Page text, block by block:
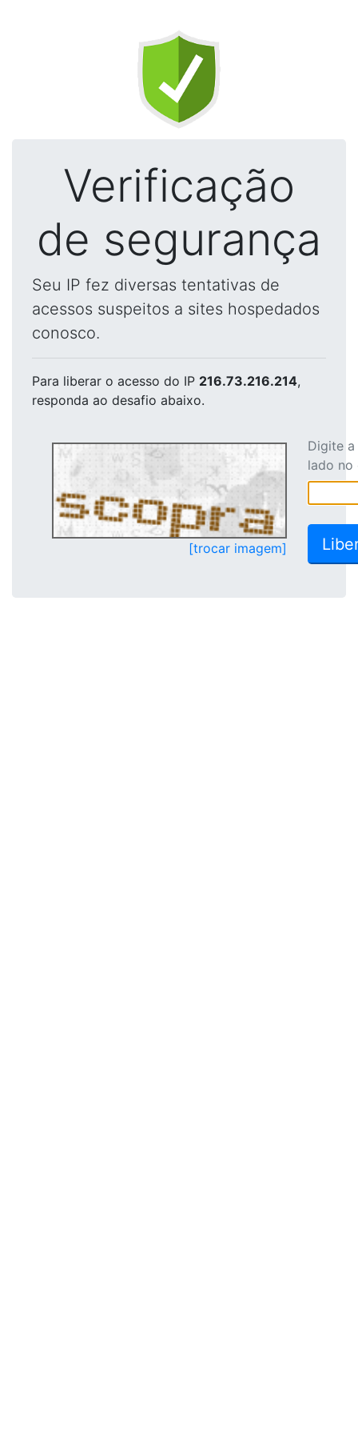
Verificação
de segurança
Seu IP fez diversas tentativas de
acessos suspeitos a sites hospedados
conosco.
Para liberar o acesso do IP 216.73.216.214,
responda ao desafio abaixo.
[trocar imagem]
Digite
lado no